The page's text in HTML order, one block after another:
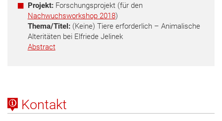
Projekt:Forschungsprojekt (für den
Nachwuchsworkshop 2018)
Thema/Titel:(Keine) Tiere erforderlich – Animalische
Alteritäten bei Elfriede Jelinek
Abstract
Kontakt